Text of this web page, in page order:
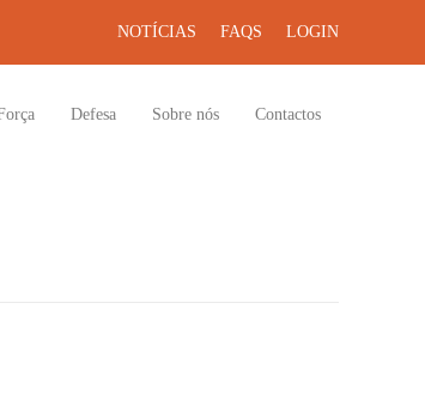
NOTÍCIAS FAQS LOGIN
Defesa Sobre nós Contactos